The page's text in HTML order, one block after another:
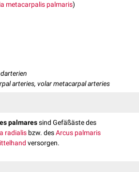
metacarpalis palmaris)
arteries, volar metacarpal arteries
palmaressind Gefäßäste des
radialis bzw. desArcus palmaris
versorgen.